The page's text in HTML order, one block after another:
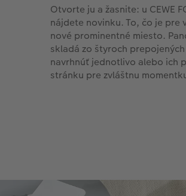
Otvorte ju a žasnite: u CEWE
nájdete novinku. To, čo je pre
nové prominentné miesto.
skladá zo štyroch
navrhnúť jednotlivo alebo ich
stránku pre zvláštnu